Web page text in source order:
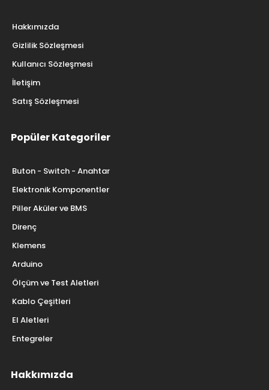
Hakkımızda
Gizlilik Sözleşmesi
Kullanıcı Sözleşmesi
İletişim
Satış Sözleşmesi
Popüler Kategoriler
Buton - Switch - Anahtar
Elektronik Komponentler
Piller Aküler ve BMS
Direnç
Klemens
Arduino
Ölçüm ve Test Aletleri
Kablo Çeşitleri
El Aletleri
Entegreler
Hakkımızda